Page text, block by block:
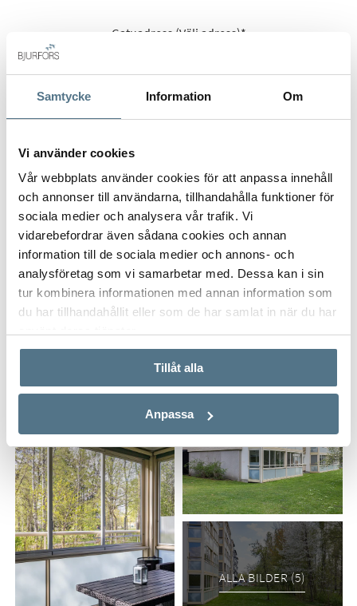
Samtycke Information Om
Vi använder cookies
Vår webbplats använder cookies för att anpassa innehåll
och annonser till användarna, tillhandahålla funktioner för
sociala medier och analysera vår trafik. Vi
vidarebefordrar även sådana cookies och annan
information till de sociala medier och annons- och
analysföretag som vi samarbetar med. Dessa kan i sin
tur kombinera informationen med annan information som
du har tillhandahållit eller som de har samlat in när du har
Tillåt alla
Anpassa
Gatuadress (Välj adress)*
Postort*
Postnummer*
Ange ditt postnummer (5 siffror utan mellanslag)
ALLA BILDER (5)